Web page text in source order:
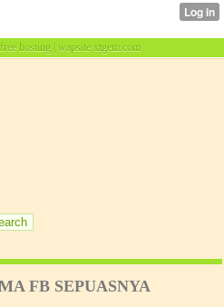
hosting | wapsite xtgem.com
FB SEPUASNYA